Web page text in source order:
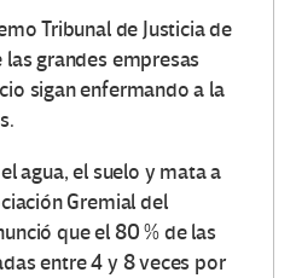
Tribunal de Justicia de
grandes empresas
sigan enfermando a la
agua, el suelo y mata a
Gremial del
que el 80 % de las
entre 4 y 8 veces por